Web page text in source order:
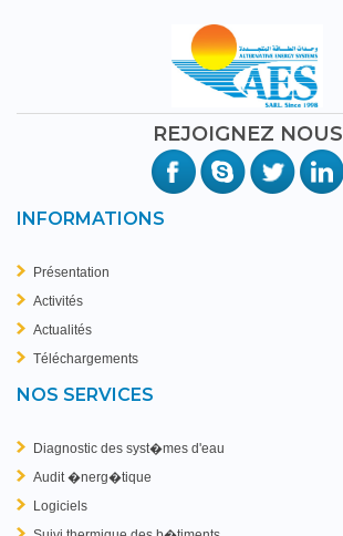
REJOIGNEZ NOUS
INFORMATIONS
Présentation
Activités
Actualités
Téléchargements
NOS SERVICES
Diagnostic des syst�mes d'eau
Audit �nerg�tique
Logiciels